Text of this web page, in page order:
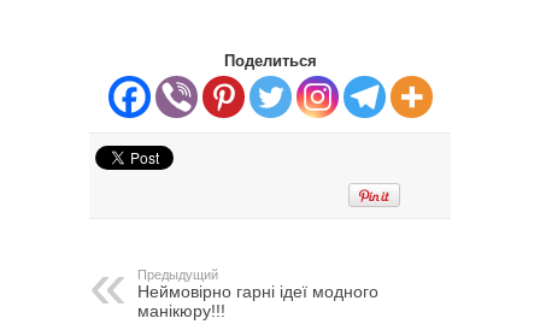
Поделиться
Предыдущий
Неймовірно гарні ідеї модного
манікюру!!!